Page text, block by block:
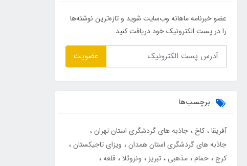
عضو خبرنامه ماهانه وب‌سایت شوید و تازه‌ترین نوشته‌ها
را در پست الکترونیک خود دریافت کنید.
عضویت
برچسب‌ها
آفریقا کاخ جاذبه های گردشگری استان تهران
جاذبه های گردشگری استان همدان ویزای تاجیکستان
کرج حمام مذهبی تبریز ونزوئلا قلعه